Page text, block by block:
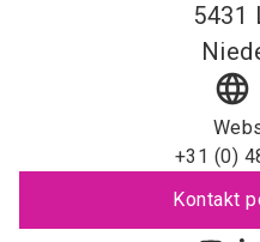
5431
language
+31 (0)
Kontakt